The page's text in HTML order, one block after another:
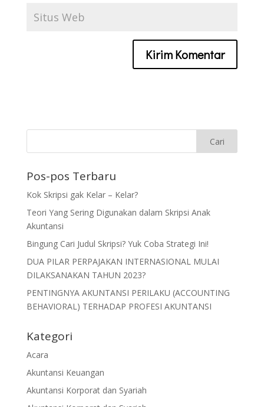
Pos-pos Terbaru
Kok Skripsi gak Kelar – Kelar?
Teori Yang Sering Digunakan dalam Skripsi Anak
Akuntansi
Bingung Cari Judul Skripsi? Yuk Coba Strategi Ini!
DUA PILAR PERPAJAKAN INTERNASIONAL MULAI
DILAKSANAKAN TAHUN 2023?
PENTINGNYA AKUNTANSI PERILAKU (ACCOUNTING
BEHAVIORAL) TERHADAP PROFESI AKUNTANSI
Kategori
Acara
Akuntansi Keuangan
Akuntansi Korporat dan Syariah